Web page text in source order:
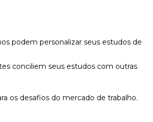
podem personalizar seus estudos de
conciliem seus estudos com outras
os desafios do mercado de trabalho.